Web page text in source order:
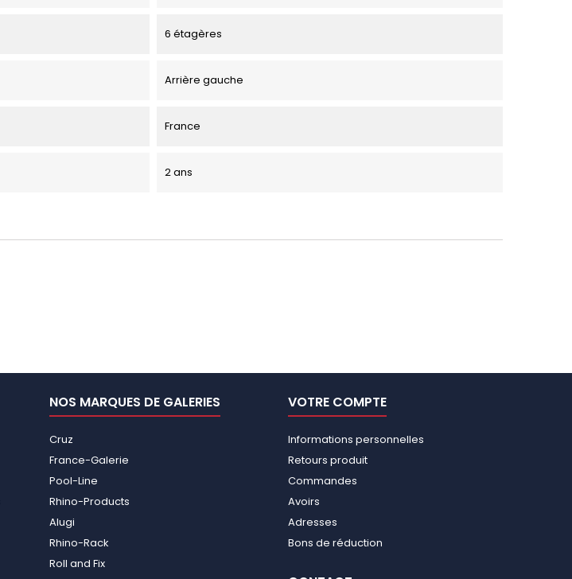
6 étagères
Arrière gauche
France
2 ans
NOS MARQUES DE GALERIES
Cruz
France-Galerie
Pool-Line
Rhino-Products
Alugi
Rhino-Rack
Roll and Fix
VOTRE COMPTE
Informations personnelles
Retours produit
Commandes
Avoirs
Adresses
Bons de réduction